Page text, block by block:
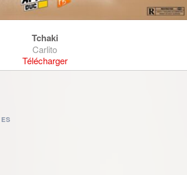
Tchaki
Carlito
Télécharger